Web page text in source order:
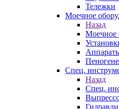
Тележки
Моечное
Назад
Моечное
Спец.
Назад
Спец.